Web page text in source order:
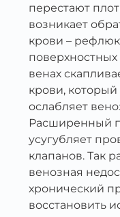
перестают
возникает
крови –
венах
крови, который
ослабляет
Расширенный
усугубляет
клапанов. Так
венозная
хронический
восстановить